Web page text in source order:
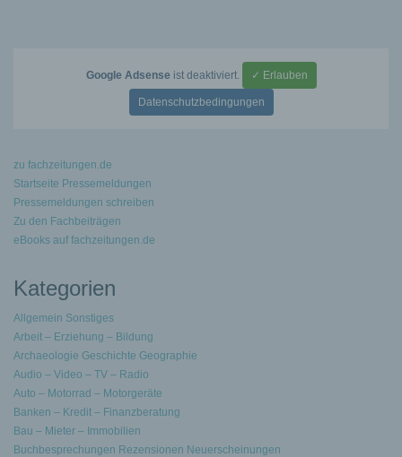
Google Adsense ist deaktiviert. ✓ Erlauben
Datenschutzbedingungen
zu fachzeitungen.de
Startseite Pressemeldungen
Pressemeldungen schreiben
Zu den Fachbeiträgen
eBooks auf fachzeitungen.de
Kategorien
Allgemein Sonstiges
Arbeit – Erziehung – Bildung
Archaeologie Geschichte Geographie
Audio – Video – TV – Radio
Auto – Motorrad – Motorgeräte
Banken – Kredit – Finanzberatung
Bau – Mieter – Immobilien
Buchbesprechungen Rezensionen Neuerscheinungen